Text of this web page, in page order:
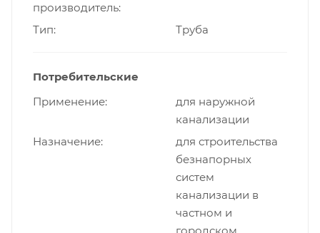
производитель
Тип Труба
Потребительские
Применение
для наружной
канализации
Назначение
для строительства
безнапорных
систем
канализации в
частном и